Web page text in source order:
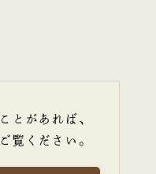
とがあれば、
覧ください。